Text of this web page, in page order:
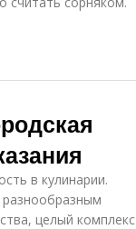
в кулинарии.
целый комплекс